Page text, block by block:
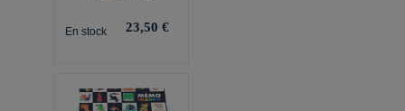
En stock 23,50 €